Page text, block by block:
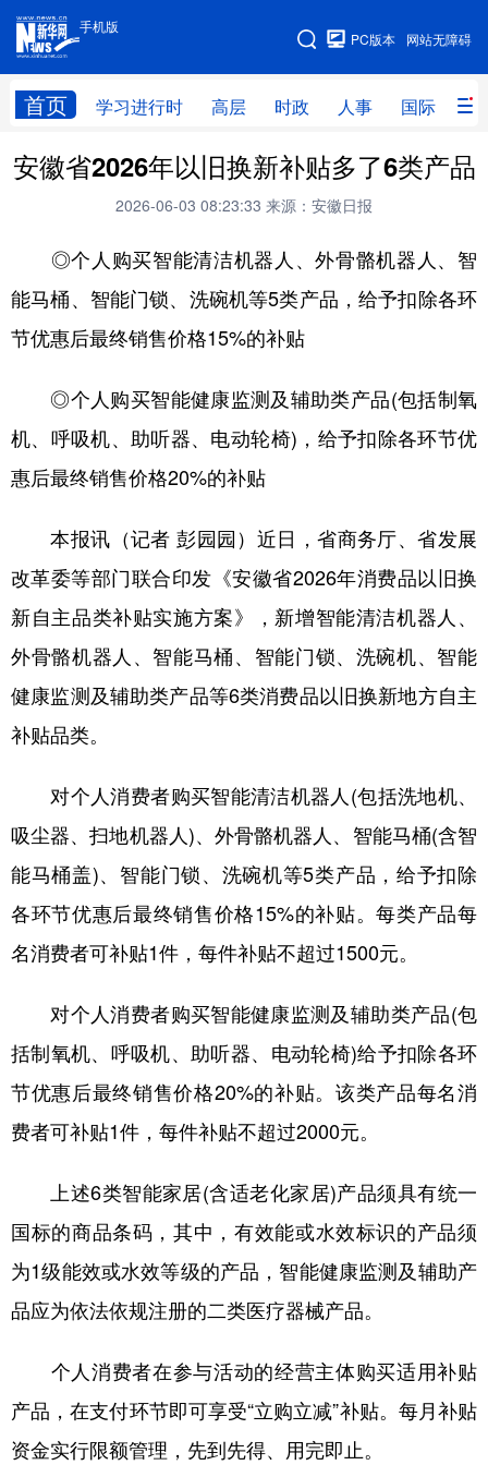
手机版
网站无障碍
PC版本
首页 学习进行时 高层 时政 人事 国际 财
手机版
网站地图
学习进行时 高层 时政 人事
财经 网评
台湾 思客智库 全球连线 教育
科技 科创 量子 体育
文化 书画 健康
访谈 视频 图片 政务
法律 中央文件 金融 汽车
食品 人居
学术中国 乡村振兴 银龄 溯源中国
城市 旅游 能源 会展
彩票 娱乐 时尚 悦读
公益 一带一路 亚太网 上市公司
文化产业
地方频道
北京 天津 河北 山西
辽宁 吉林 上海 江苏
广东 广西 海南 重庆
陕西 甘肃 青海
多语种频道
English Español Français
Deutsch Português
安徽省2026年以旧换新补贴多了6类产品
2026-06-03 08:23:33 来源：安徽日报
◎个人购买智能清洁机器人、外骨骼机器人、智
能马桶、智能门锁、洗碗机等5类产品，给予扣除各环
节优惠后最终销售价格15%的补贴
◎个人购买智能健康监测及辅助类产品(包括制氧
机、呼吸机、助听器、电动轮椅)，给予扣除各环节优
惠后最终销售价格20%的补贴
本报讯（记者 彭园园）近日，省商务厅、省发展
改革委等部门联合印发《安徽省2026年消费品以旧换
新自主品类补贴实施方案》，新增智能清洁机器人、
外骨骼机器人、智能马桶、智能门锁、洗碗机、智能
健康监测及辅助类产品等6类消费品以旧换新地方自主
补贴品类。
对个人消费者购买智能清洁机器人(包括洗地机、
吸尘器、扫地机器人)、外骨骼机器人、智能马桶(含智
能马桶盖)、智能门锁、洗碗机等5类产品，给予扣除
各环节优惠后最终销售价格15%的补贴。每类产品每
名消费者可补贴1件，每件补贴不超过1500元。
对个人消费者购买智能健康监测及辅助类产品(包
括制氧机、呼吸机、助听器、电动轮椅)给予扣除各环
节优惠后最终销售价格20%的补贴。该类产品每名消
费者可补贴1件，每件补贴不超过2000元。
上述6类智能家居(含适老化家居)产品须具有统一
国标的商品条码，其中，有效能或水效标识的产品须
为1级能效或水效等级的产品，智能健康监测及辅助产
品应为依法依规注册的二类医疗器械产品。
个人消费者在参与活动的经营主体购买适用补贴
产品，在支付环节即可享受“立购立减”补贴。每月补贴
资金实行限额管理，先到先得、用完即止。